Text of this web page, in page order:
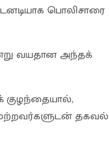
பொலிசாரை
வயதான அந்தக்
குழந்தையால்,
தகவல்